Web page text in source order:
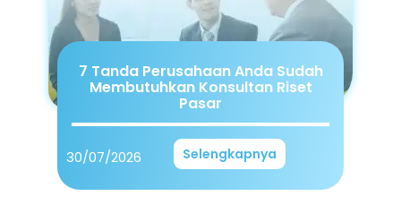
7 Tanda Perusahaan Anda Sudah
Membutuhkan Konsultan Riset
Pasar
30/07/2026 Selengkapnya